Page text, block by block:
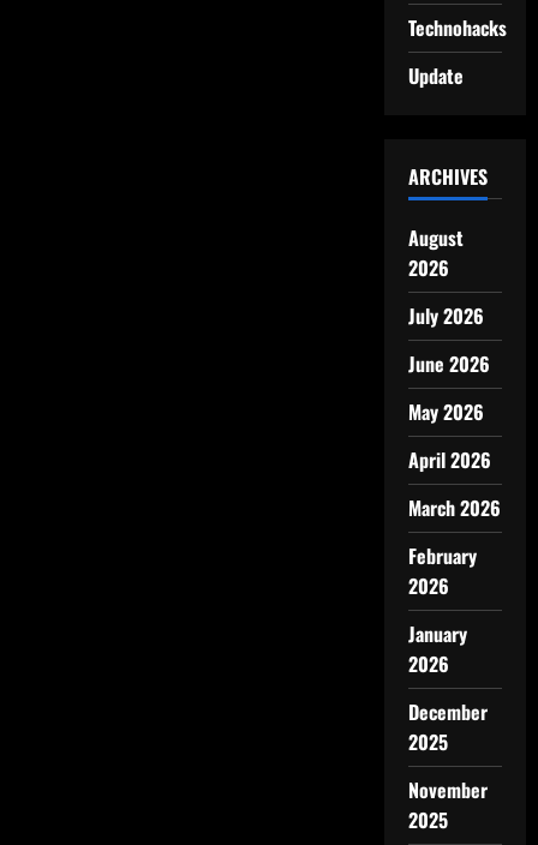
Technohacks
Update
ARCHIVES
August
2026
July 2026
June 2026
May 2026
April 2026
March 2026
February
2026
January
2026
December
2025
November
2025